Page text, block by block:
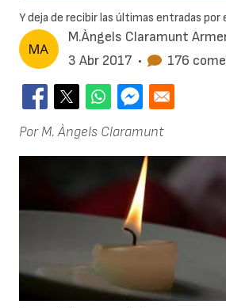
M.Àngels Claramunt
3 Abr 2017 • 176
Por M. Àngels Claramunt
Y deja de recibir las últimas entradas por